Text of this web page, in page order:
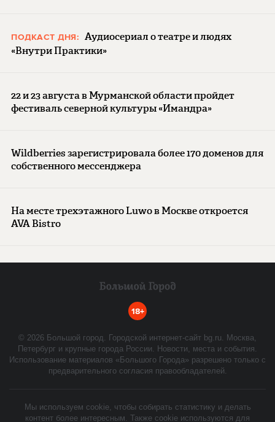
ПОДКАСТ ДНЯ: Аудиосериал о театре и людях
«Внутри Практики»
22 и 23 августа в Мурманской области пройдет
фестиваль северной культуры «Имандра»
Wildberries зарегистрировала более 170 доменов для
собственного мессенджера
На месте трехэтажного Luwo в Москве откроется
AVA Bistro
18+
© 2026 Большой город. Городской интернет-сайт bg.ru. Москва,
Петербург и крупные города России. Новости, места и события.
Использование материалов «Большого Города» разрешено только с
предварительного согласия правообладателей.
Мы используем cookie, чтобы собирать статистику и делать
контент более интересным. Также cookie используются для